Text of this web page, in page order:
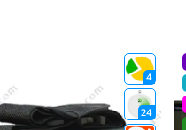
4
24